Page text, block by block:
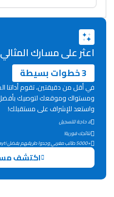
اعثر على مسارك
3 خطوات بسيطة
في أقل من دقيقتين، تقوم أداتنا
ومستواك وموقعك لتوصيك بأفضل
واستعد للإشراف على مستقبلك!
لا حاجة للتسجيل
نتائجك فورية!
+5000 طالب مغربي وجدوا طريقهم بفضل 9rayti.
اكتشف